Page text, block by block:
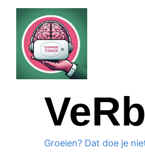
Groeien? Dat doe je